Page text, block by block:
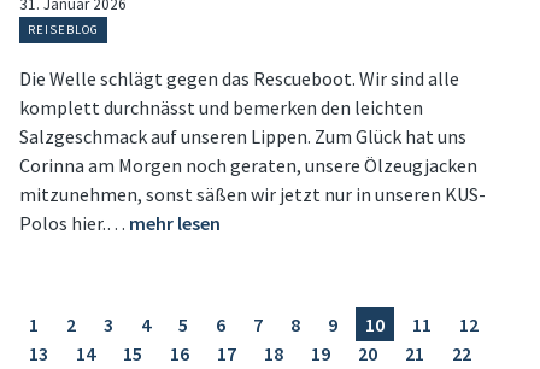
REISEBLOG
Die Welle schlägt gegen das Rescueboot. Wir sind alle
komplett durchnässt und bemerken den leichten
Salzgeschmack auf unseren Lippen. Zum Glück hat uns
Corinna am Morgen noch geraten, unsere Ölzeugjacken
mitzunehmen, sonst säßen wir jetzt nur in unseren KUS-
Polos hier.… mehr lesen
1 2 3 4 5 6 7 8 9 10 11
12
13
14 15 16 17 18 19 20 21
22